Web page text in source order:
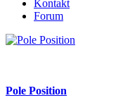
Kontakt
Forum
Pole Position